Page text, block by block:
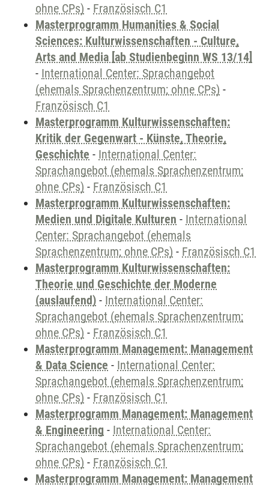
ohne CPs) - Französisch C1
Masterprogramm Humanities & Social
Sciences: Kulturwissenschaften - Culture,
Arts and Media [ab Studienbeginn WS 13/14]
- International Center: Sprachangebot
(ehemals Sprachenzentrum; ohne CPs) -
Französisch C1
Masterprogramm Kulturwissenschaften:
Kritik der Gegenwart - Künste, Theorie,
Geschichte - International Center:
Sprachangebot (ehemals Sprachenzentrum;
ohne CPs) - Französisch C1
Masterprogramm Kulturwissenschaften:
Medien und Digitale Kulturen - International
Center: Sprachangebot (ehemals
Sprachenzentrum; ohne CPs) - Französisch C1
Masterprogramm Kulturwissenschaften:
Theorie und Geschichte der Moderne
(auslaufend) - International Center:
Sprachangebot (ehemals Sprachenzentrum;
ohne CPs) - Französisch C1
Masterprogramm Management: Management
& Data Science - International Center:
Sprachangebot (ehemals Sprachenzentrum;
ohne CPs) - Französisch C1
Masterprogramm Management: Management
& Engineering - International Center:
Sprachangebot (ehemals Sprachenzentrum;
ohne CPs) - Französisch C1
Masterprogramm Management: Management